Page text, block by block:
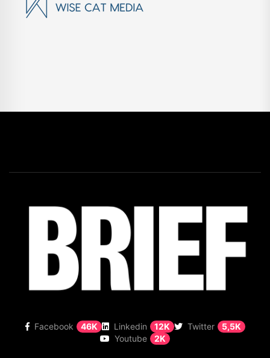
Facebook 46K Linkedin 12K Twitter
5,5K
Youtube
2K